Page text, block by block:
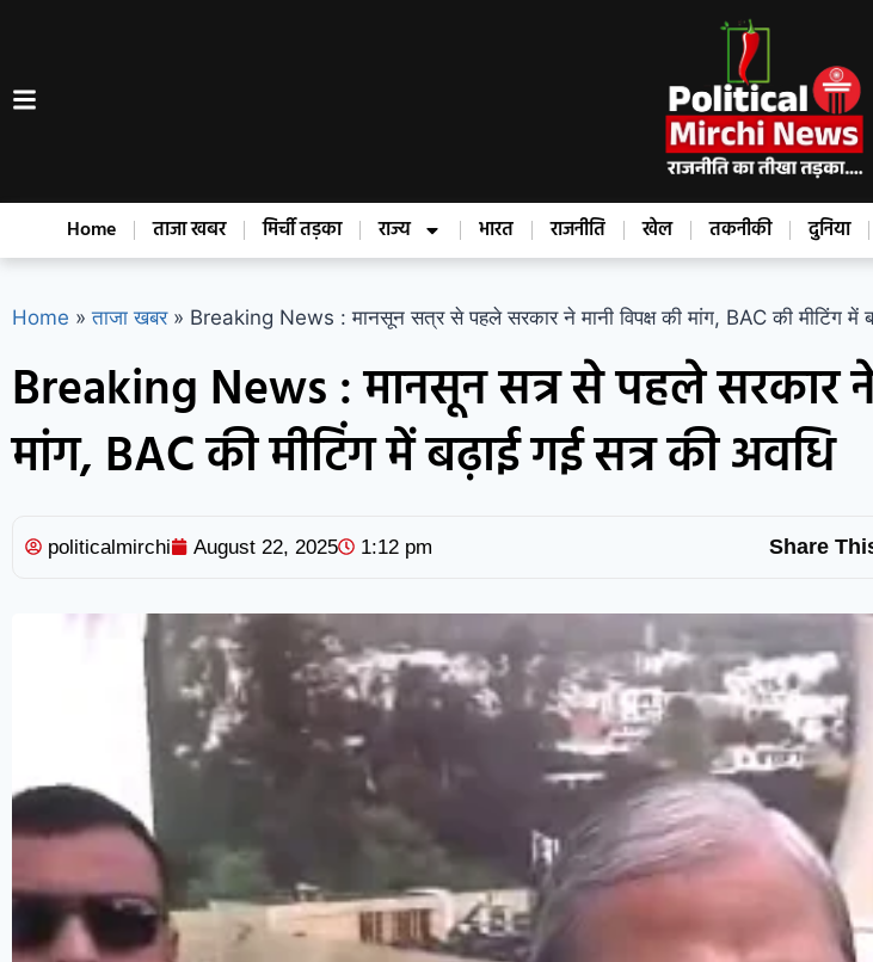
Home ताजा खबर मिर्ची तड़का राज्य भारत राजनीति खेल तकनीकी दुनिया
Home » ताजा खबर » Breaking News : मानसून सत्र से पहले सरकार ने मानी विपक्ष की मांग, BAC की मीटिंग में
Breaking News : मानसून सत्र से पहले सरकार ने
मांग, BAC की मीटिंग में बढ़ाई गई सत्र की अवधि
politicalmirchi August 22, 2025 1:12 pm Share